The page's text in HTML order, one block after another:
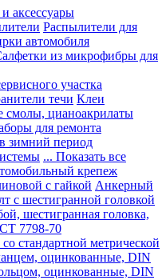
аксессуары
Распылители для
автомобиля
из микрофибры для
участка
течи Клеи
смолы, цианоакрилаты
для ремонта
зимний период
... Показать все
крепеж
с гайкой Анкерный
с шестигранной головкой
шестигранная головка,
7798-70
стандартной метрической
оцинкованные, DIN
оцинкованные, DIN